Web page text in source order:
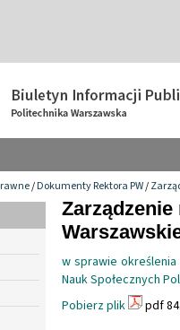
/Dokumenty Rektora PW/
w sprawie
Nauk Społecznych
Pobierz plik
pdf